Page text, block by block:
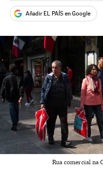
Añadir EL PAÍS en Google
Rua comercial na